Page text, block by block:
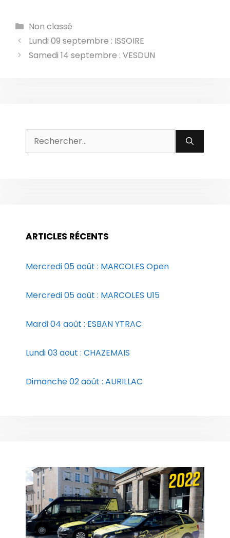
Catégories
Non classé
Lundi 09 septembre : ISSOIRE
Samedi 14 septembre : VESDUN
Rechercher :
ARTICLES RÉCENTS
Mercredi 05 août : MARCOLES Open
Mercredi 05 août : MARCOLES U15
Mardi 04 août : ESBAN YTRAC
Lundi 03 aout : CHAZEMAIS
Dimanche 02 août : AURILLAC